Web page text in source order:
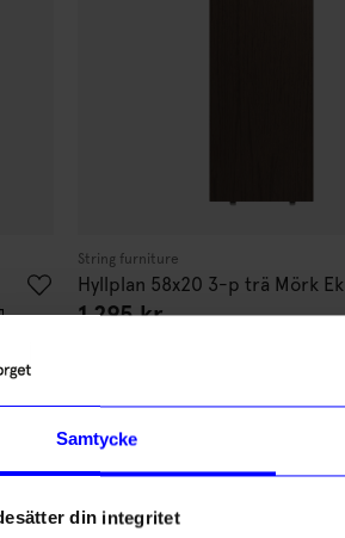
Samtycke
din integritet
String furniture
Hyllplan 58x20 3-p trä Mörk Ek
1 295kr